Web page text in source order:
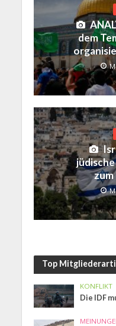
dem
zum
Top
KONFLIKT
Die IDF